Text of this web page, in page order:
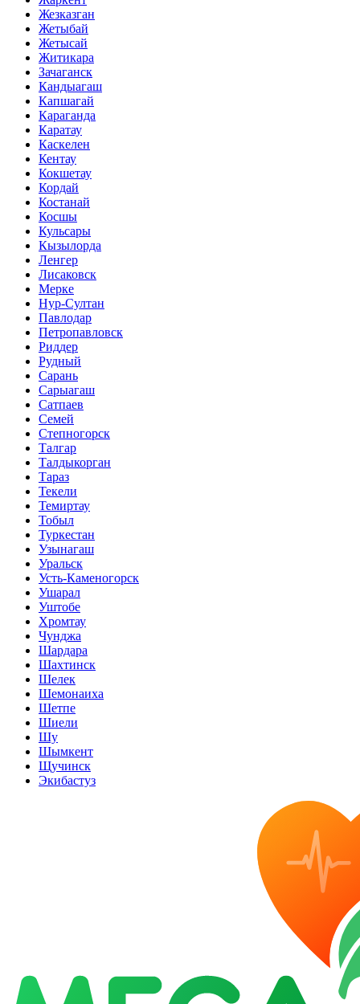
Жезказган
Жетыбай
Жетысай
Житикара
Зачаганск
Кандыагаш
Капшагай
Караганда
Каратау
Каскелен
Кентау
Кокшетау
Кордай
Костанай
Косшы
Кульсары
Кызылорда
Ленгер
Лисаковск
Мерке
Нур-Султан
Павлодар
Петропавловск
Риддер
Рудный
Сарань
Сарыагаш
Сатпаев
Семей
Степногорск
Талгар
Талдыкорган
Тараз
Текели
Темиртау
Тобыл
Туркестан
Узынагаш
Уральск
Усть-Каменогорск
Ушарал
Уштобе
Хромтау
Чунджа
Шардара
Шахтинск
Шелек
Шемонаиха
Шетпе
Шиели
Шу
Шымкент
Щучинск
Экибастуз